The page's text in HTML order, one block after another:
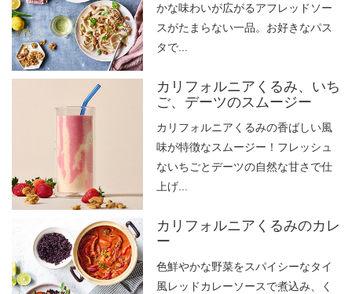
かな味わいが広がるアフレッドソー
スがたまらない一品。お好きなパス
タで...
カリフォルニアくるみ、いち
ご、デーツのスムージー
カリフォルニアくるみの香ばしい風
味が特徴なスムージー！フレッシュ
ないちごとデーツの自然な甘さで仕
上げ...
カリフォルニアくるみのカレ
ー
色鮮やかな野菜をスパイシーなタイ
風レッドカレーソースで煮込み、く